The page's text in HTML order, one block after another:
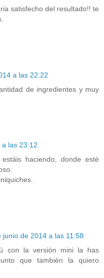
satisfecho del resultado!! te
a las 22:22
de ingredientes y muy
las 23:12
haciendo, donde esté
junio de 2014 a las 11:58
con la versión mini la has
que también la quiero